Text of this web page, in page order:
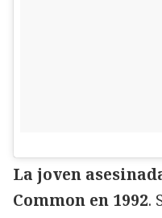
La joven
Common en 1992.